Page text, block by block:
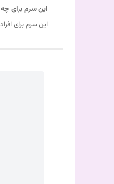
این سرم برای
این سرم برای